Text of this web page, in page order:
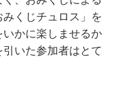
くじチュロス」を
かに楽しませるか
いた参加者はとて